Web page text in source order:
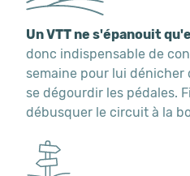
Un VTT ne s'épanouit
donc indispensable de
semaine pour lui dénicher
se dégourdir les pédales.
débusquer le circuit à la